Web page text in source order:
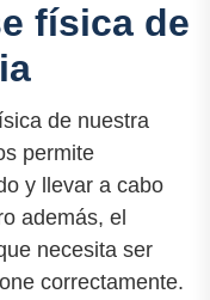
física de
de nuestra
permite
y llevar a cabo
además, el
necesita ser
correctamente.